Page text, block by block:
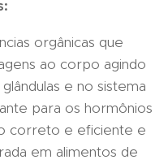
orgânicas que
ao corpo agindo
e no sistema
para os hormônios
correto e eficiente e
em alimentos de